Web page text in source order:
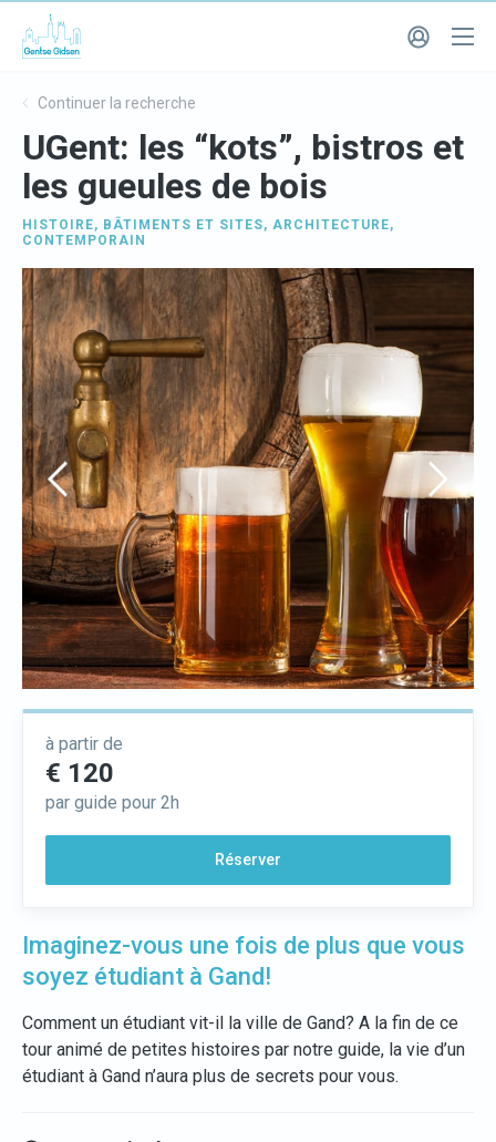
Continuer la recherche
UGent: les “kots”, bistros et
les gueules de bois
HISTOIRE, BÂTIMENTS ET SITES, ARCHITECTURE,
CONTEMPORAIN
à partir de
€ 120
par guide pour 2h
Réserver
Imaginez-vous une fois de plus que vous
soyez étudiant à Gand!
Comment un étudiant vit-il la ville de Gand? A la fin de ce
tour animé de petites histoires par notre guide, la vie d’un
étudiant à Gand n’aura plus de secrets pour vous.